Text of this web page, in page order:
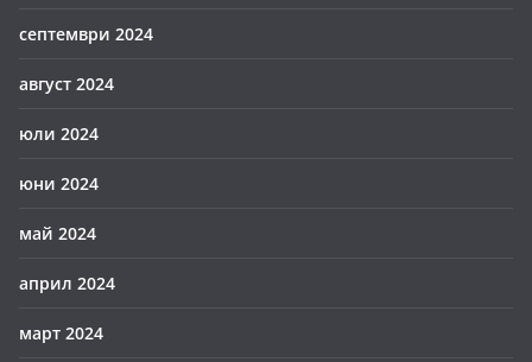
септември 2024
август 2024
юли 2024
юни 2024
май 2024
април 2024
март 2024